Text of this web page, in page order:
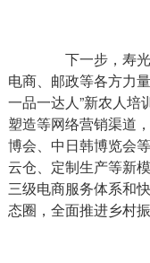
下一步，寿光
电商、邮政等各方力
一品一达人”新农人培
塑造等网络营销渠道
博会、中日韩博览会
云仓、定制生产等新
三级电商服务体系和
态圈，全面推进乡村振